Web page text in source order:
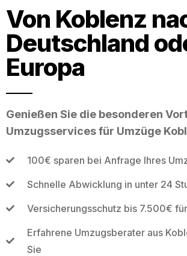
Von Koblenz
Deutschland
Europa
Genießen Sie die besonderen
Umzugsservices für Umzüge
100€ sparen bei Anfrage Ihres
Schnelle Abwicklung in unter 24
Versicherungsschutz bis 7.500€
Erfahrene Umzugsberater aus
Sie